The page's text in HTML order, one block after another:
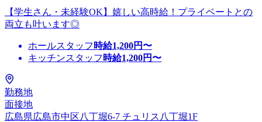
【学生さん・未経験OK】嬉しい高時給！プライベートとの
両立も叶います◎
ホールスタッフ 時給1,200円〜
キッチンスタッフ 時給1,200円〜
勤務地
面接地
広島県広島市中区八丁堀6-7 チュリス八丁堀1F